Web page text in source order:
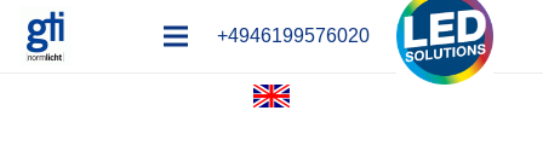
+4946199576020